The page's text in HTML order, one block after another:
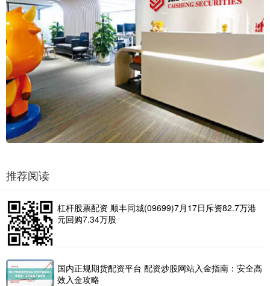
推荐阅读
杠杆股票配资 顺丰同城(09699)7月17日斥资82.7万港
元回购7.34万股
国内正规期货配资平台 配资炒股网站入金指南：安全高
效入金攻略